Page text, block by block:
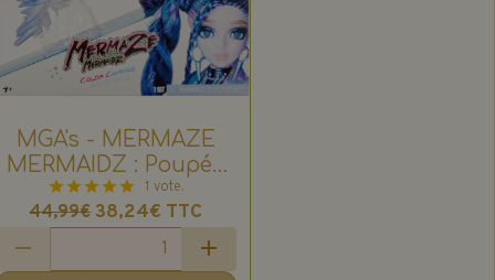
MGA's - MERMAZE
MERMAIDZ : Poupée
Sirène Nera : Thème
Hiver
1 vote.
44,99€ 38,24€ TTC